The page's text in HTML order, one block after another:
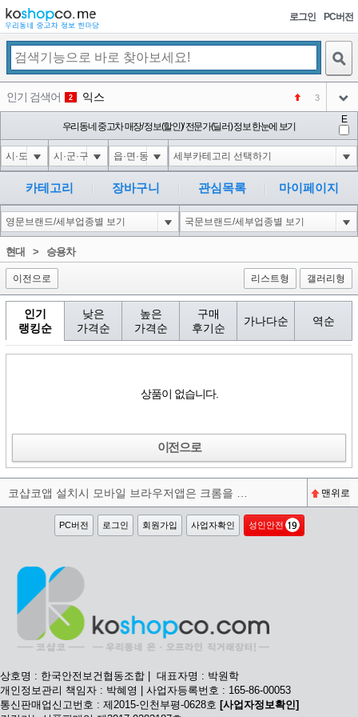
로그인 PC버전
인기 검색어 2 익스 3
3 미끄럼방지
아이콘
4 대성설렁탕
아이콘
5
아이콘
1
6 강남면옥
아이콘
NEW
코샵
우리동네 중고차 매장/ 정보(할인)/ 전문가(딜러) 정보 한눈에 보기
E
카테고리 장바구니 관심목록 마이페이지
현대> 승용차
이전으로 리스트형 갤러리형
인기
랭킹순
낮은
가격순
높은
가격순
구매
후기순
가나다순 역순
상품이 없습니다.
이전으로
맨위로
PC버전 로그인 회원가입 사업자확인 성인안전
상호명 : 한국안전보건협동조합 | 대표자명 : 박원학
개인정보관리 책임자 : 박혜영 | 사업자등록번호 : 165-86-00053
통신판매업신고번호 : 제2015-인천부평-0628호 [사업자정보확인]